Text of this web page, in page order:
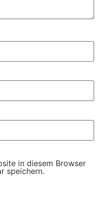
in diesem Browser
speichern.